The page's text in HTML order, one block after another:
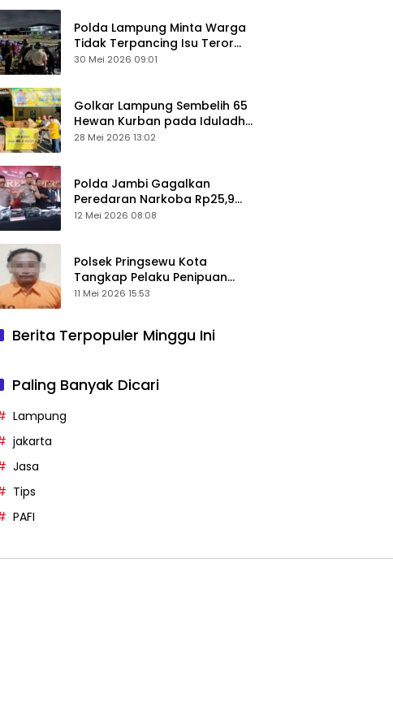
Polda Lampung Minta Warga
Tidak Terpancing Isu Teror
Pocong Palsu, Patroli
30 Mei 2026 09:01
Golkar Lampung Sembelih 65
Hewan Kurban pada Iduladha
1447 Hijriah
28 Mei 2026 13:02
Polda Jambi Gagalkan
Peredaran Narkoba Rp25,9
Miliar, Empat Tersangka
12 Mei 2026 08:08
Polsek Pringsewu Kota
Tangkap Pelaku Penipuan
Mobil, Sempat Kabur ke Jambi
11 Mei 2026 15:53
Berita Terpopuler Minggu Ini
Paling Banyak Dicari
Lampung
jakarta
Jasa
Tips
PAFI